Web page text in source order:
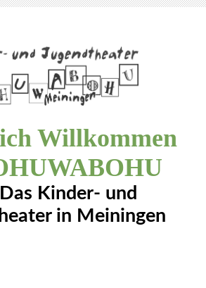
Willkommen
Das Kinder- und
in Meiningen